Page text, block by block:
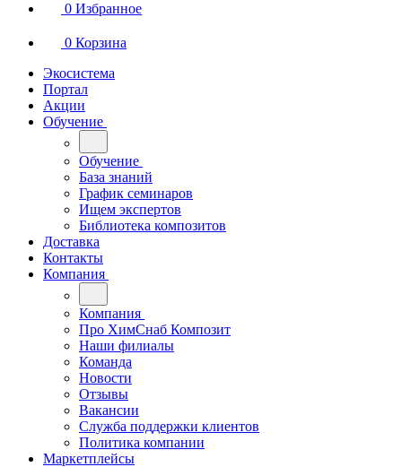
0 Избранное
0 Корзина
Экосистема
Портал
Акции
Обучение
Обучение
База знаний
График семинаров
Ищем экспертов
Библиотека композитов
Доставка
Контакты
Компания
Компания
Про ХимСнаб Композит
Наши филиалы
Команда
Новости
Отзывы
Вакансии
Служба поддержки клиентов
Политика компании
Маркетплейсы